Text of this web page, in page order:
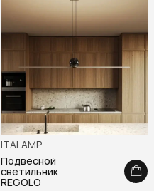
ITALAMP
Подвесной
светильник
REGOLO